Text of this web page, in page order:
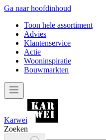
Ga naar hoofdinhoud
Toon hele assortiment
Advies
Klantenservice
Actie
Wooninspiratie
Bouwmarkten
Karwei
Zoeken